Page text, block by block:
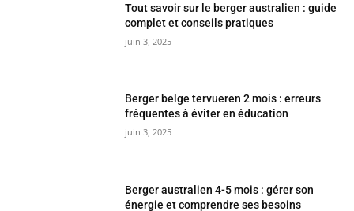
Tout savoir sur le berger australien : guide
complet et conseils pratiques
juin 3, 2025
Berger belge tervueren 2 mois : erreurs
fréquentes à éviter en éducation
juin 3, 2025
Berger australien 4-5 mois : gérer son
énergie et comprendre ses besoins